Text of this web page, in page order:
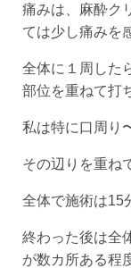
痛みは、麻酔ク
ては少し痛みを
全体に１周した
部位を重ねて打
私は特に口周り
その辺りを重ね
全体で施術は15
終わった後は全
が数カ所ある程